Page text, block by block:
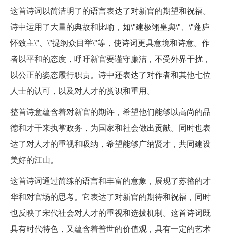
这首诗词以简洁明了的语言表达了对新官的期望和祝福。
诗中运用了大量的典故和比喻，如\"建极翊皇舆\"、\"蓬庐
怀致主\"、\"提纲众目举\"等，使诗词更具意境和诗意。作
者以平和的态度，呼吁新官要谨守廉洁，不受外界干扰，
以公正的姿态履行职责。诗中还表达了对作者和其他七位
人士的认可，以及对人才的赏识和重用。
整首诗意蕴含着对新官的期许，希望他们能够以高尚的品
德和才干来执掌政务，为国家和社会做出贡献。同时也表
达了对人才的重视和吸纳，希望能够广纳贤才，共同建设
美好的江山。
这首诗词通过简练的语言和丰富的意象，展现了苏籀的才
华和对官场的思考。它表达了对新官的期待和祝福，同时
也反映了宋代社会对人才的重视和选拔机制。这首诗词既
具有时代特色，又蕴含着普世的价值观，具有一定的艺术